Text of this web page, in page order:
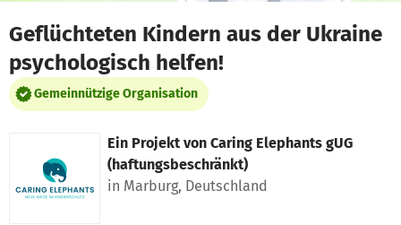
Geflüchteten Kindern aus der Ukraine
psychologisch helfen!
Gemeinnützige Organisation
Ein Projekt von Caring Elephants gUG
(haftungsbeschränkt)
in Marburg, Deutschland